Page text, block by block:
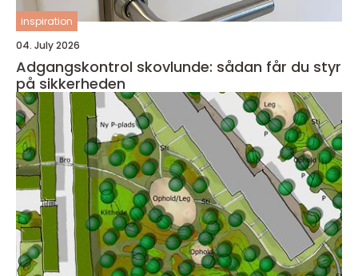
inspiration
04. July 2026
Adgangskontrol skovlunde: sådan får du styr
på sikkerheden